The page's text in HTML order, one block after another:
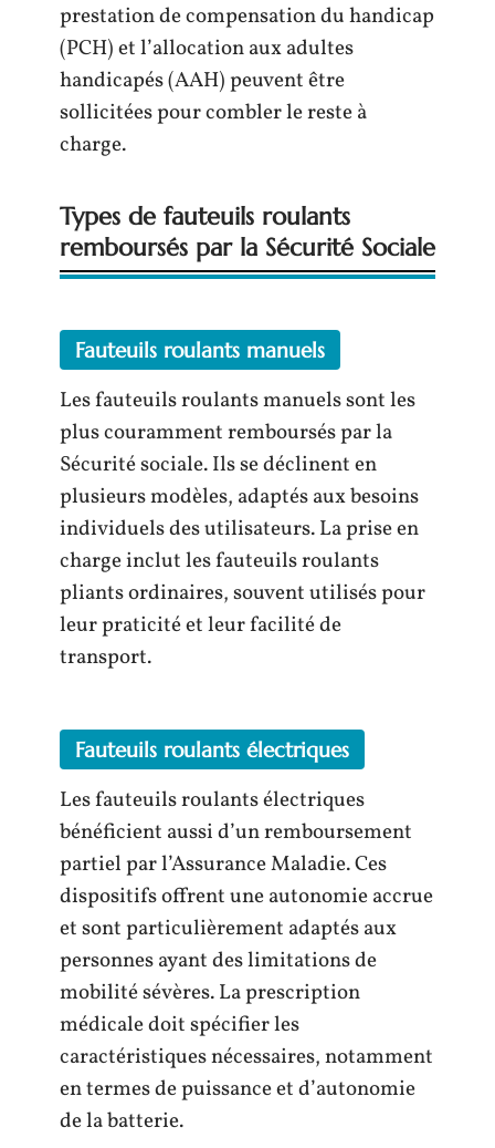
prestation de compensation du handicap
(PCH) et l’allocation aux adultes
handicapés (AAH) peuvent être
sollicitées pour combler le reste à
charge.
Types de fauteuils roulants
remboursés par la Sécurité Sociale
Fauteuils roulants manuels
Les fauteuils roulants manuels sont les
plus couramment remboursés par la
Sécurité sociale. Ils se déclinent en
plusieurs modèles, adaptés aux besoins
individuels des utilisateurs. La prise en
charge inclut les fauteuils roulants
pliants ordinaires, souvent utilisés pour
leur praticité et leur facilité de
transport.
Fauteuils roulants électriques
Les fauteuils roulants électriques
bénéficient aussi d’un remboursement
partiel par l’Assurance Maladie. Ces
dispositifs offrent une autonomie accrue
et sont particulièrement adaptés aux
personnes ayant des limitations de
mobilité sévères. La prescription
médicale doit spécifier les
caractéristiques nécessaires, notamment
en termes de puissance et d’autonomie
de la batterie.